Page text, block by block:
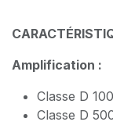
Amplification :
Classe D
Classe D